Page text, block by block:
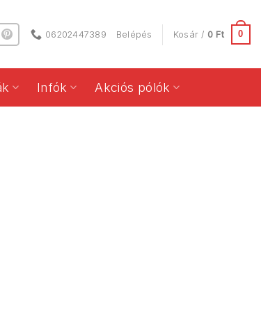
06202447389 Belépés Kosár / 0 Ft 0
Infók Akciós pólók